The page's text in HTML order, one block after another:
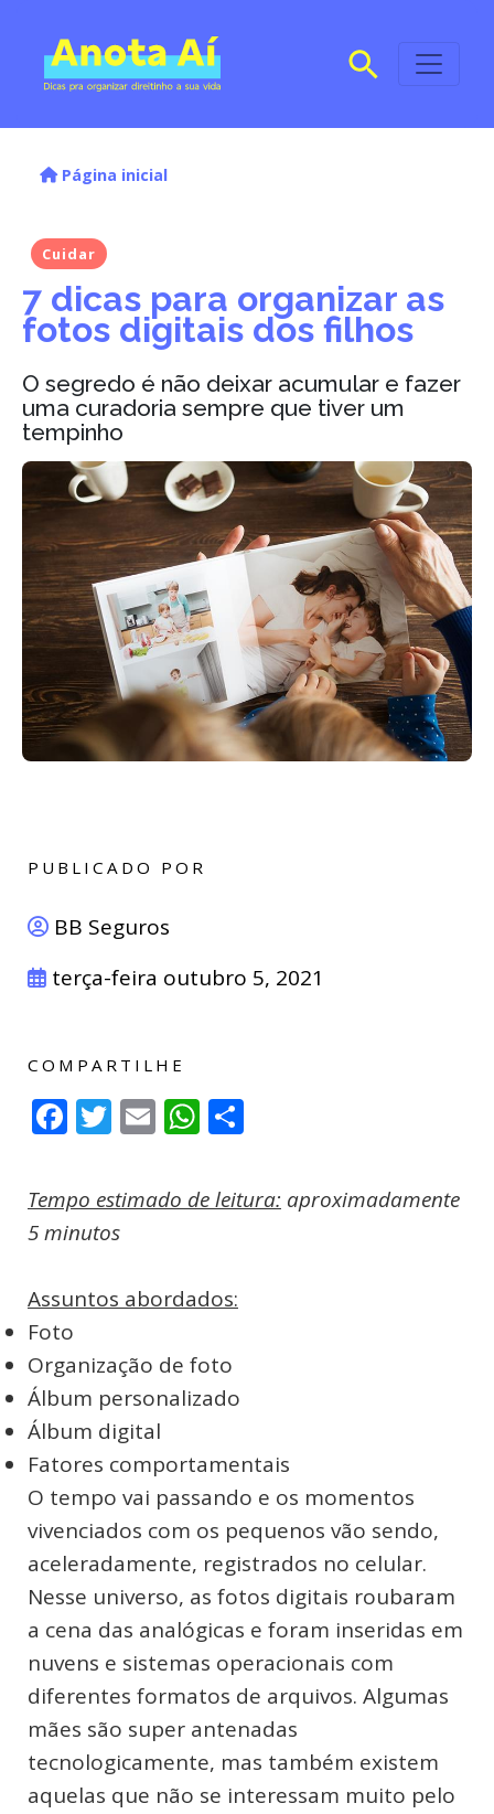
Página inicial
Cuidar
7 dicas para organizar as
fotos digitais dos filhos
O segredo é não deixar acumular e fazer
uma curadoria sempre que tiver um
tempinho
PUBLICADO POR
BB Seguros
terça-feira outubro 5, 2021
COMPARTILHE
Facebook
Twitter
EmailWhatsApp
Tempo estimado de leitura: aproximadamente
5 minutos
Assuntos abordados:
Foto
Organização de foto
Álbum personalizado
Álbum digital
Fatores comportamentais
O tempo vai passando e os momentos
vivenciados com os pequenos vão sendo,
aceleradamente, registrados no celular.
Nesse universo, as fotos digitais roubaram
a cena das analógicas e foram inseridas em
nuvens e sistemas operacionais com
diferentes formatos de arquivos. Algumas
mães são super antenadas
tecnologicamente, mas também existem
aquelas que não se interessam muito pelo